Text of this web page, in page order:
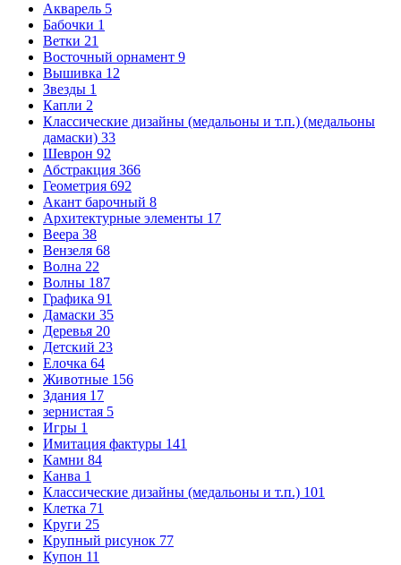
Акварель 5
Бабочки 1
Ветки 21
Восточный орнамент 9
Вышивка 12
Звезды 1
Капли 2
Классические дизайны (медальоны и т.п.) (медальоны
дамаски) 33
Шеврон 92
Абстракция 366
Геометрия 692
Акант барочный 8
Архитектурные элементы 17
Веера 38
Вензеля 68
Волна 22
Волны 187
Графика 91
Дамаски 35
Деревья 20
Детский 23
Елочка 64
Животные 156
Здания 17
зернистая 5
Игры 1
Имитация фактуры 141
Камни 84
Канва 1
Классические дизайны (медальоны и т.п.) 101
Клетка 71
Круги 25
Крупный рисунок 77
Купон 11